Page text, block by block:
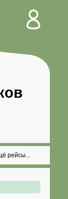
рейсы...